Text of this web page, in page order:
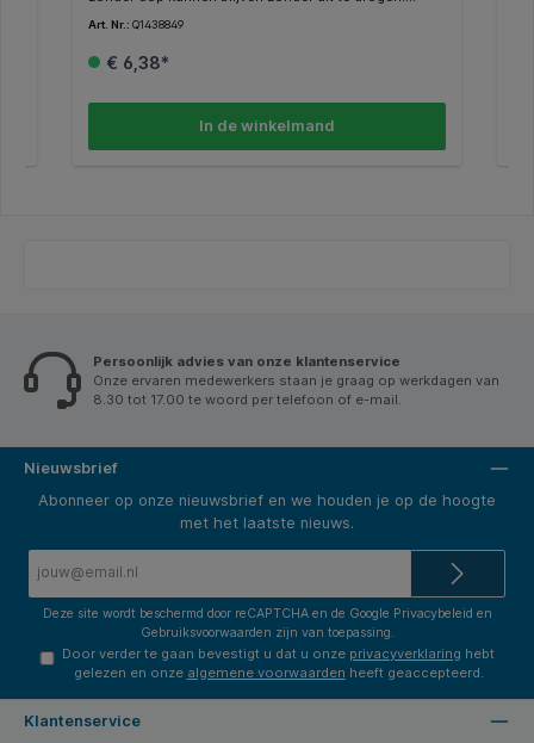
groen. Verpakt in Kraft doosje. Gecertifieerd door Eco
Art. Nr.: Q1438849
€ 6,38*
In de winkelmand
Persoonlijk advies van onze klantenservice
Onze ervaren medewerkers staan je graag op werkdagen van
8.30 tot 17.00 te woord per telefoon of e-mail.
Nieuwsbrief
Abonneer op onze nieuwsbrief en we houden je op de hoogte
met het laatste nieuws.
Deze site wordt beschermd door reCAPTCHA en de Google Privacybeleid en
Gebruiksvoorwaarden zijn van toepassing.
Door verder te gaan bevestigt u dat u onze privacyverklaring hebt
gelezen en onze algemene voorwaarden heeft geaccepteerd.
Klantenservice